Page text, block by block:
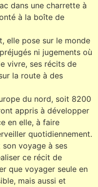
dans une charrette à
à la boîte de
elle pose sur le monde
ni jugements où
vivre, ses récits de
la route à des
du nord, soit 8200
appris à développer
en elle, à faire
quotidiennement.
son voyage à ses
ce récit de
que voyager seule en
mais aussi et